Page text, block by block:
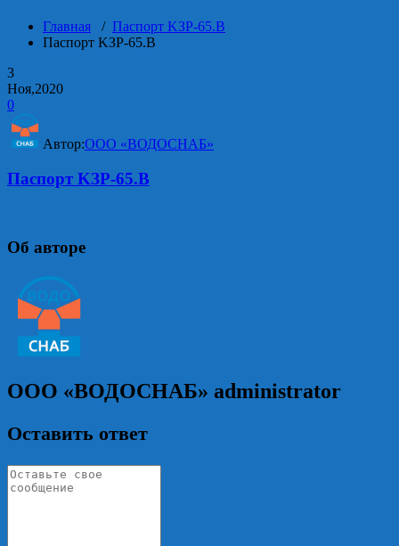
Главная / Паспорт KЗР-65.В
Паспорт KЗР-65.В
3
Ноя,2020
0
Автор:ООО «ВОДОСНАБ»
Паспорт KЗР-65.В
Об авторе
ООО «ВОДОСНАБ» administrator
Оставить ответ